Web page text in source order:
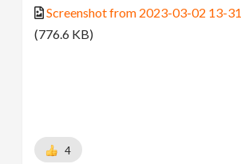
Screenshot from 2023-03-02 13-
(776.6 KB)
4